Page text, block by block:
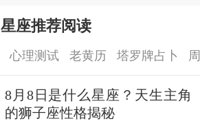
星座推荐阅读
心理测试 老黄历 塔罗牌占卜
8月8日是什么星座？天生主角
的狮子座性格揭秘